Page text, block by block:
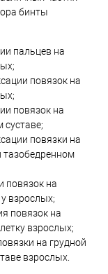
бинты
пальцев на
повязок на
повязок на
суставе;
повязки на
тазобедренном
повязок на
взрослых;
повязок на
взрослых;
на грудной
взрослых.